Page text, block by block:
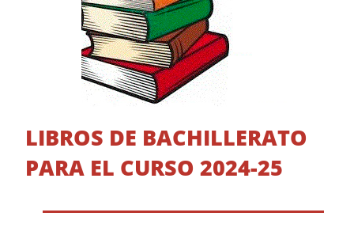
LIBROS DE BACHILLERATO
PARA EL CURSO 2024-25